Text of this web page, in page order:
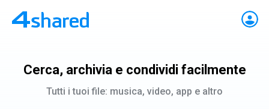
Cerca, archivia e condividi facilmente
Tutti i tuoi file: musica, video, app e altro